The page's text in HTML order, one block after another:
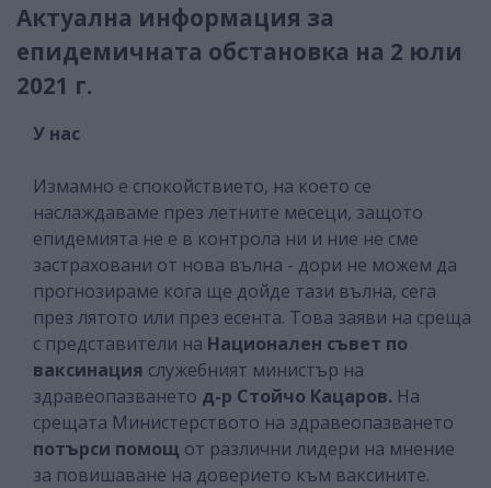
Актуална информация за
епидемичната обстановка на 2 юли
2021 г.
У нас
Измамно е спокойствието, на което се
наслаждаваме през летните месеци, защото
епидемията не е в контрола ни и ние не сме
застраховани от нова вълна - дори не можем да
прогнозираме кога ще дойде тази вълна, сега
през лятото или през есента. Това заяви на среща
с представители на Национален съвет по
ваксинация служебният министър на
здравеопазването д-р Стойчо Кацаров. На
срещата Министерството на здравеопазването
потърси помощ от различни лидери на мнение
за повишаване на доверието към ваксините.